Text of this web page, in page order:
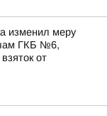
изменил меру
ГКБ №6,
от